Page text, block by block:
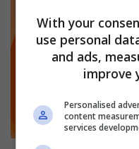
With your
use personal
and ads,
improve
Personalised
content
services